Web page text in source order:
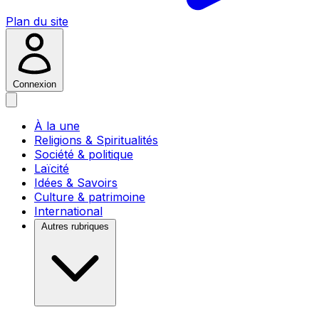
Plan du site
Connexion
À la une
Religions & Spiritualités
Société & politique
Laïcité
Idées & Savoirs
Culture & patrimoine
International
Autres rubriques